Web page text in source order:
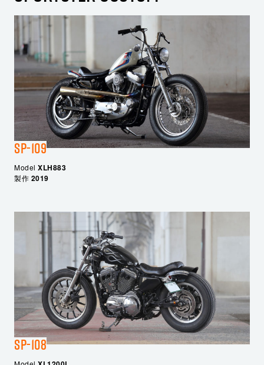
SP-109
Model XLH883
製作 2019
SP-108